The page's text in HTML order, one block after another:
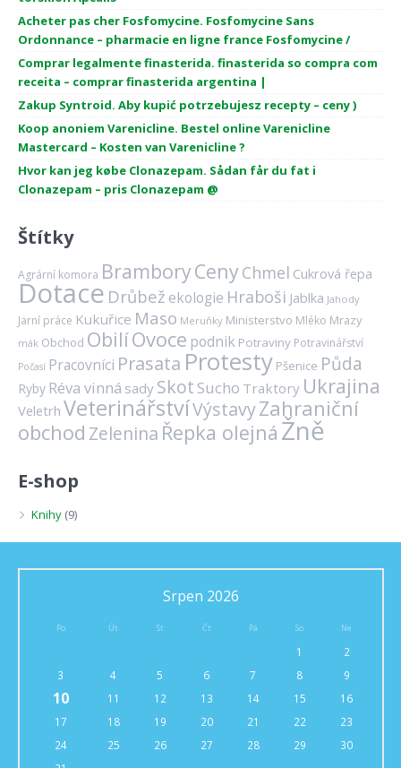
Acheter pas cher Fosfomycine. Fosfomycine Sans
Ordonnance – pharmacie en ligne france Fosfomycine /
Comprar legalmente finasterida. finasterida so compra com
receita – comprar finasterida argentina |
Zakup Syntroid. Aby kupić potrzebujesz recepty – ceny )
Koop anoniem Varenicline. Bestel online Varenicline
Mastercard – Kosten van Varenicline ?
Hvor kan jeg købe Clonazepam. Sådan får du fat i
Clonazepam – pris Clonazepam @
Štítky
Agrární komora BramboryCenyChmel Cukrová řepa
Dotace Drůbež ekologie Hraboši Jablka Jahody
Jarní práce Kukuřice Maso Meruňky Ministerstvo Mléko Mrazy
mák Obchod ObilíOvoce podnik Potraviny Potravinářství
Počasí Pracovníci Prasata Protesty Pšenice Půda
Ryby Réva vinná sady Skot Sucho Traktory Ukrajina
Veletrh VeterinářstvíVýstavyZahraniční
obchod Zelenina Řepka olejná Žně
E-shop
Knihy (9)
Srpen 2026
Po Út St Čt Pá So Ne
1
2
3
4 5 6 7 8 9
10 11 12 13 14 15
16
17
18 19 20 21 22
23
24
25 26 27 28 29
30